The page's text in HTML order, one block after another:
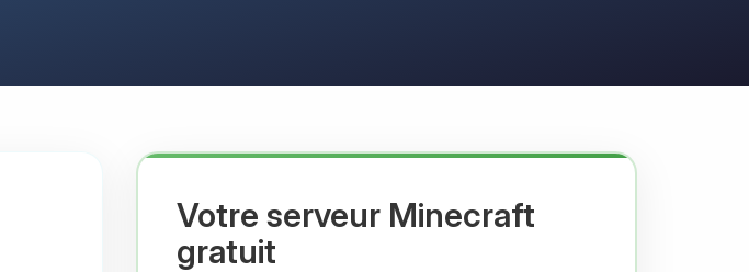
Votre serveur Minecraft
gratuit